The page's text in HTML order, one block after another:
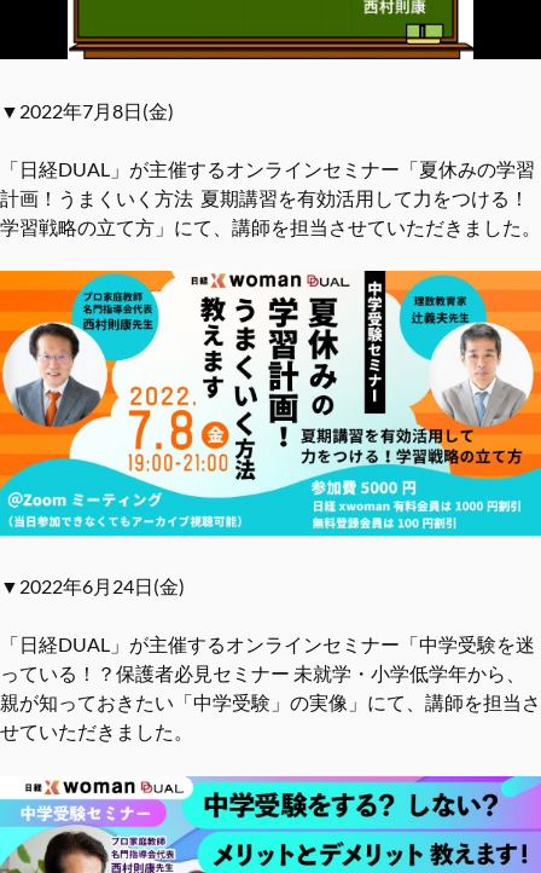
▼2022年7月8日(金)
「日経DUAL」が主催するオンラインセミナー「夏休みの学習
計画！うまくいく方法 夏期講習を有効活用して力をつける！
学習戦略の立て方」にて、講師を担当させていただきました。
▼2022年6月24日(金)
「日経DUAL」が主催するオンラインセミナー「中学受験を迷
っている！？保護者必見セミナー 未就学・小学低学年から、
親が知っておきたい「中学受験」の実像」にて、講師を担当さ
せていただきました。